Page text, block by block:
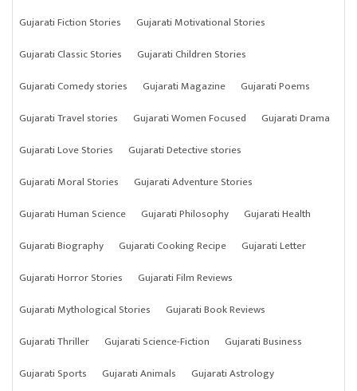
Gujarati Fiction Stories
Gujarati Motivational Stories
Gujarati Classic Stories
Gujarati Children Stories
Gujarati Comedy stories
Gujarati Magazine
Gujarati Poems
Gujarati Travel stories
Gujarati Women Focused
Gujarati Drama
Gujarati Love Stories
Gujarati Detective stories
Gujarati Moral Stories
Gujarati Adventure Stories
Gujarati Human Science
Gujarati Philosophy
Gujarati Health
Gujarati Biography
Gujarati Cooking Recipe
Gujarati Letter
Gujarati Horror Stories
Gujarati Film Reviews
Gujarati Mythological Stories
Gujarati Book Reviews
Gujarati Thriller
Gujarati Science-Fiction
Gujarati Business
Gujarati Sports
Gujarati Animals
Gujarati Astrology